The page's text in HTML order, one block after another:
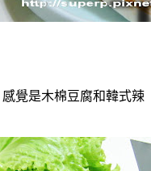
覺是木棉豆腐和韓式辣